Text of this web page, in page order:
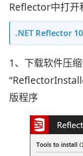
Reflector中打开
.NET Reflector
1、下载软件压
版程序